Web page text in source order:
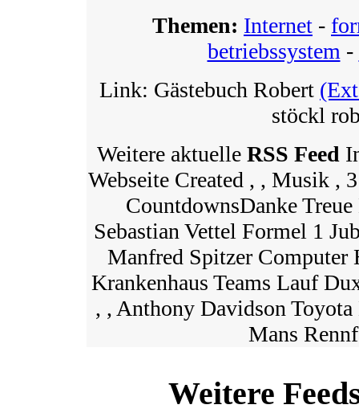
Themen: Internet -
betriebssystem -
Link: Gästebuch Robert
stöckl
Weitere aktuelle RSS Feed
Webseite Created , , Musik ,
CountdownsDanke
Sebastian Vettel Formel 1
Manfred Spitzer
Krankenhaus Teams Lauf
, , Anthony Davidson
Mans
Weitere